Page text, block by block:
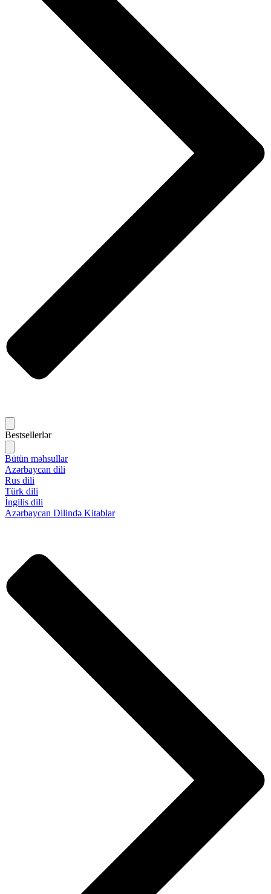
Bestsellerlər
Bütün məhsullar
Azərbaycan dili
Rus dili
Türk dili
İngilis dili
Azərbaycan Dilində Kitablar